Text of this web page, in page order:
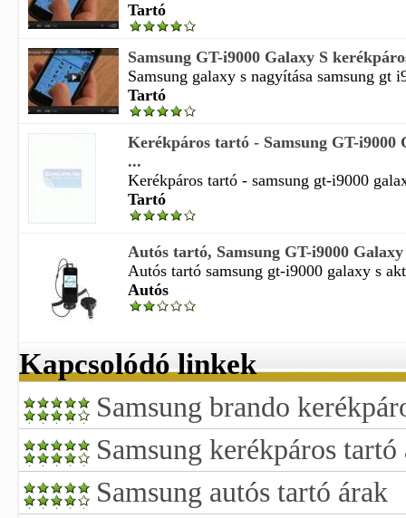
Tartó
Samsung GT-i9000 Galaxy S
Samsung galaxy s nagyítása samsung gt
Tartó
Kerékpáros tartó - Samsung GT-i9000
...
Kerékpáros tartó - samsung gt-i9000
Tartó
Autós tartó, Samsung GT-i9000
Autós tartó samsung gt-i9000 galaxy s
Autós
Kapcsolódó linkek
Samsung brando
Samsung kerékpáros tartó
Samsung autós tartó árak